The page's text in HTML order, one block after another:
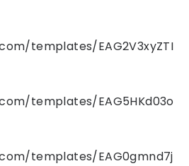
templates/EAG2V3xyZTI
templates/EAG5HKd03o
templates/EAG0gmnd7j